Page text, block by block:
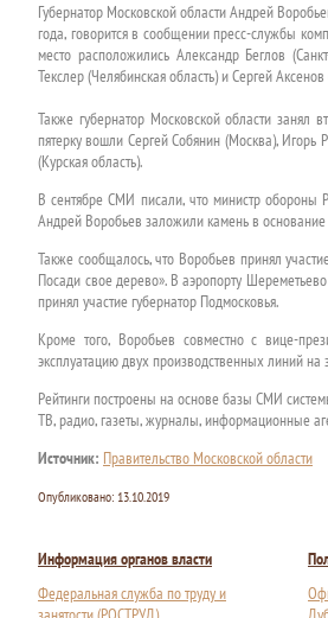
Губернатор Московской области Андрей
года, говорится в сообщении пресс-службы
место расположились Александр Беглов
Текслер (Челябинская область) и Сергей
Также губернатор Московской области занял
пятерку вошли Сергей Собянин (Москва), Игорь
(Курская область).
В сентябре СМИ писали, что министр обороны
Андрей Воробьев заложили камень в основание
Также сообщалось, что Воробьев принял
Посади свое дерево». В аэропорту
принял участие губернатор Подмосковья.
Кроме того, Воробьев совместно с вице-
эксплуатацию двух производственных линий на
Рейтинги построены на основе базы СМИ
ТВ, радио, газеты, журналы, информационные
Источник: Правительство Московской области
Опубликовано: 13.10.2019
Информация органов власти
Федеральная служба по труду и